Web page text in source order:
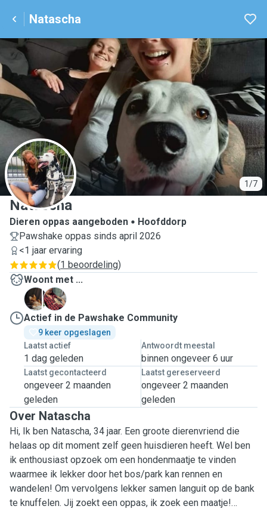
Natascha
1/7
N
Natascha
Dieren oppas aangeboden
Hoofddorp
Pawshake oppas sinds april 2026
<1 jaar ervaring
(1 beoordeling)
Woont met ...
N
P
Actief in de Pawshake Community
9 keer opgeslagen
Laatst actief
1 dag geleden
Antwoordt meestal
binnen ongeveer 6 uur
Laatst gecontacteerd
ongeveer 2 maanden
geleden
Laatst gereserveerd
ongeveer 2 maanden
geleden
Over Natascha
Hi, Ik ben Natascha, 34 jaar. Een groote dierenvriend die
helaas op dit moment zelf geen huisdieren heeft. Wel ben
ik enthousiast opzoek om een hondenmaatje te vinden
waarmee ik lekker door het bos/park kan rennen en
wandelen! Om vervolgens lekker samen languit op de bank
te knuffelen. Jij zoekt een oppas, ik zoek een maatje!